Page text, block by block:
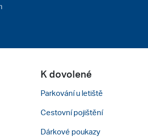
K dovolené
Parkování u letiště
Cestovní pojištění
Dárkové poukazy